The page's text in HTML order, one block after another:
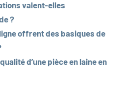
valent-elles
?
offrent des basiques de
d’une pièce en laine en